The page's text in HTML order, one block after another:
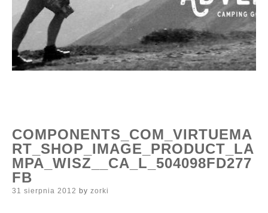
COMPONENTS_COM_VIRTUEMA
RT_SHOP_IMAGE_PRODUCT_LA
MPA_WISZ__CA_L_504098FD277
FB
Posted
31 sierpnia 2012 by zorki